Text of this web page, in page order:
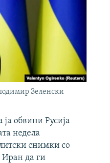
Зеленски
обвини Русија
недела
снимки со
Иран да ги